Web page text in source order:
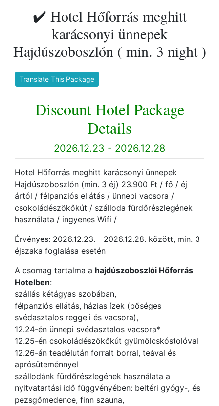
✔️ Hotel Hőforrás meghitt
karácsonyi ünnepek
Hajdúszoboszlón ( min. 3 night )
Translate This Package
Discount Hotel Package
Details
2026.12.23 - 2026.12.28
Hotel Hőforrás meghitt karácsonyi ünnepek
Hajdúszoboszlón (min. 3 éj) 23.900 Ft / fő / éj
ártól / félpanziós ellátás / ünnepi vacsora /
csokoládészökőkút / szálloda fürdőrészlegének
használata / ingyenes Wifi /
Érvényes: 2026.12.23. - 2026.12.28. között, min. 3
éjszaka foglalása esetén
A csomag tartalma a hajdúszoboszlói Hőforrás
Hotelben:
szállás kétágyas szobában,
félpanziós ellátás, házias ízek (bőséges
svédasztalos reggeli és vacsora),
12.24-én ünnepi svédasztalos vacsora*
12.25-én csokoládészökőkút gyümölcskóstolóval
12.26-án teadélután forralt borral, teával és
aprósüteménnyel
szállodánk fürdőrészlegének használata a
nyitvatartási idő függvényében: beltéri gyógy-, és
pezsgőmedence, finn szauna,